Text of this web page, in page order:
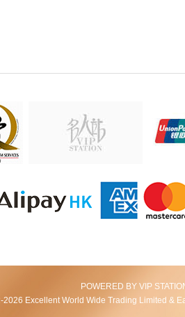
POWERED BY VIP
Excellent World Wide Trading Limited &